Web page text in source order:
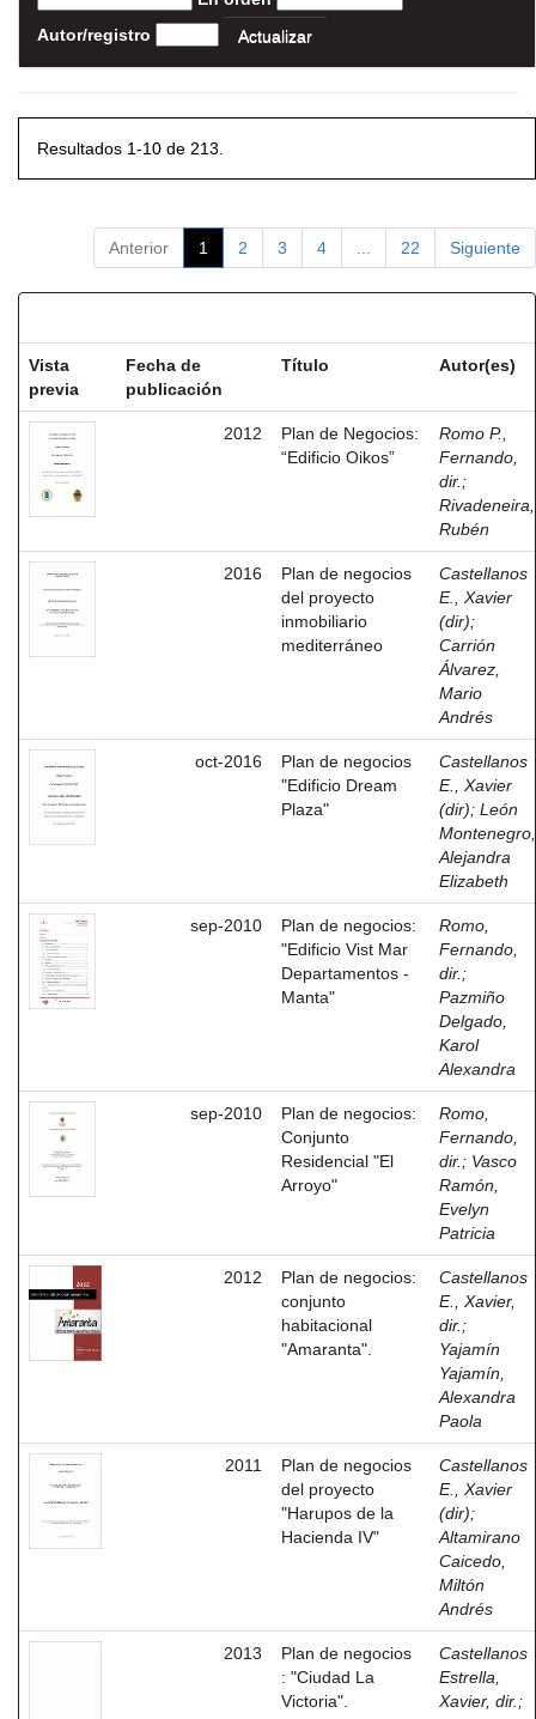
Autor/registro
Resultados 1-10 de 213.
Anterior 1 2 3 4 22 Siguiente
Vista
previa
Fecha de
publicación
Título Autor(es)
2012
Plan de Negocios:
“Edificio Oikos”
Romo P.,
Fernando,
dir. ;
Rivadeneira,
Rubén
2016
Plan de negocios
del proyecto
inmobiliario
mediterráneo
Castellanos
E., Xavier
(dir);
Carrión
Álvarez,
Mario
Andrés
oct-2016
Plan de negocios
"Edificio Dream
Plaza"
Castellanos
E., Xavier
(dir); León
Montenegro,
Alejandra
Elizabeth
sep-2010
Plan de negocios:
"Edificio Vist Mar
Departamentos -
Manta"
Romo,
Fernando,
dir. ;
Pazmiño
Delgado,
Karol
Alexandra
sep-2010
Plan de negocios:
Conjunto
Residencial "El
Arroyo"
Romo,
Fernando,
dir. ; Vasco
Ramón,
Evelyn
Patricia
2012
Plan de negocios:
conjunto
habitacional
"Amaranta".
Castellanos
E., Xavier,
dir. ;
Yajamín
Yajamín,
Alexandra
Paola
2011
Plan de negocios
del proyecto
"Harupos de la
Hacienda IV"
Castellanos
E., Xavier
(dir);
Altamirano
Caicedo,
Miltón
Andrés
2013
Plan de negocios
: "Ciudad La
Victoria".
Castellanos
Estrella,
Xavier, dir. ;